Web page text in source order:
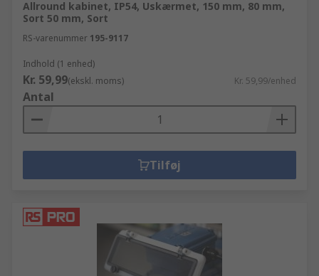
Allround kabinet, IP54, Uskærmet, 150 mm, 80 mm,
Sort 50 mm, Sort
RS-varenummer 195-9117
Indhold (1 enhed)
Kr. 59,99(ekskl. moms) Kr. 59,99/enhed
Antal
Tilføj